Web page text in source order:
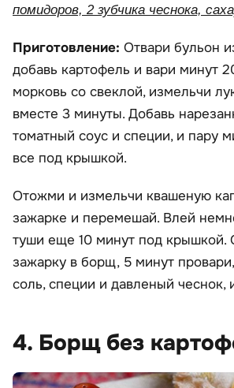
помидоров, 2 зубчика чеснока,
Приготовление: Отвари бульон
добавь картофель и вари минут
морковь со свеклой, измельчи
вместе 3 минуты. Добавь
томатный соус и специи, и пару
все под крышкой.
Отожми и измельчи квашеную
зажарке и перемешай. Влей
туши еще 10 минут под крышкой.
зажарку в борщ, 5 минут
соль, специи и давленый чеснок,
4. Борщ без